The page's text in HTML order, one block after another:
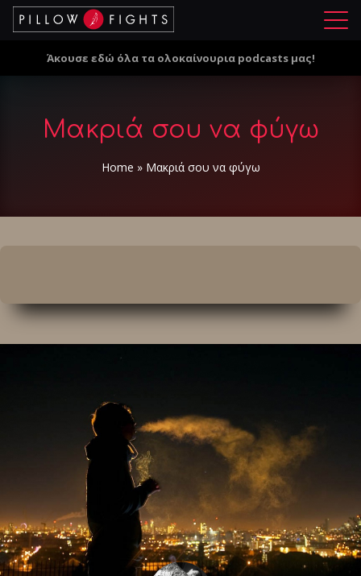
Μ
ο
Άκουσε εδώ όλα τα ολοκαίνουρια podcasts μας!
Μακριά σου να φύγω
Home » Μακριά σου να φύγω